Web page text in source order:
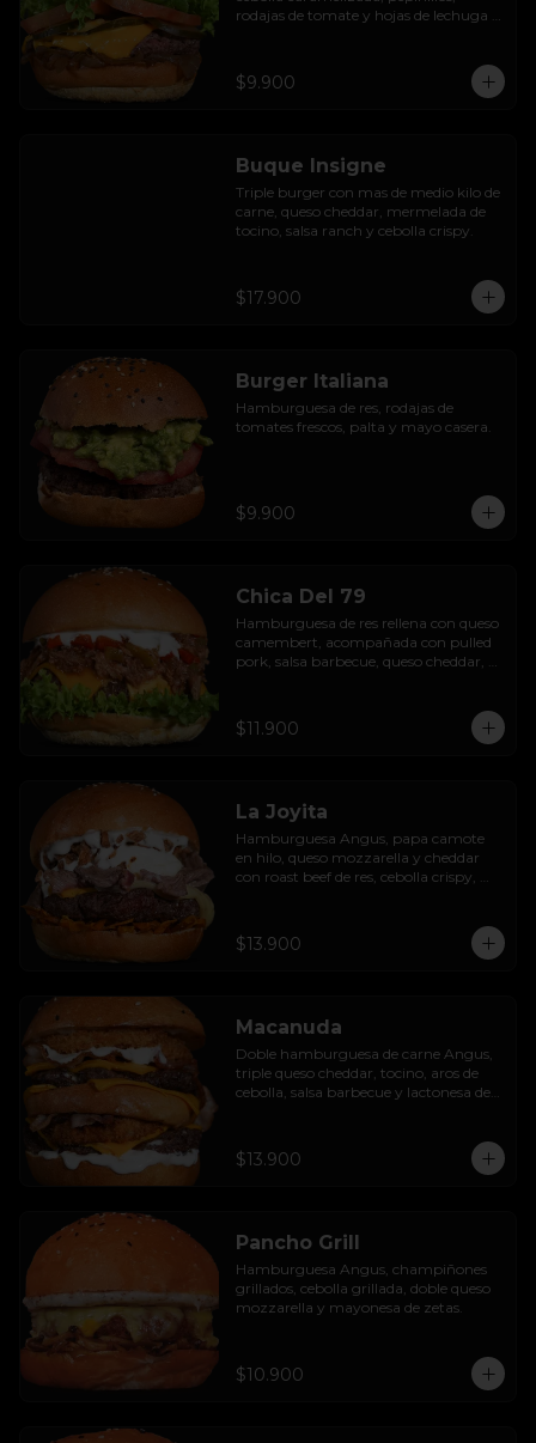
rodajas de tomate y hojas de lechuga
$9.900
Buque Insigne
Triple burger con mas de medio kilo de
carne, queso cheddar, mermelada de
tocino, salsa ranch y cebolla crispy.
$17.900
Burger Italiana
Hamburguesa de res, rodajas de
tomates frescos, palta y mayo casera.
$9.900
Chica Del 79
Hamburguesa de res rellena con queso
camembert, acompañada con pulled
pork, salsa barbecue, queso cheddar,
$11.900
La Joyita
Hamburguesa Angus, papa camote
en hilo, queso mozzarella y cheddar
con roast beef de res, cebolla crispy,
$13.900
Macanuda
Doble hamburguesa de carne Angus,
triple queso cheddar, tocino, aros de
cebolla, salsa barbecue y lactonesa de
$13.900
Pancho Grill
Hamburguesa Angus, champiñones
grillados, cebolla grillada, doble queso
mozzarella y mayonesa de zetas.
$10.900